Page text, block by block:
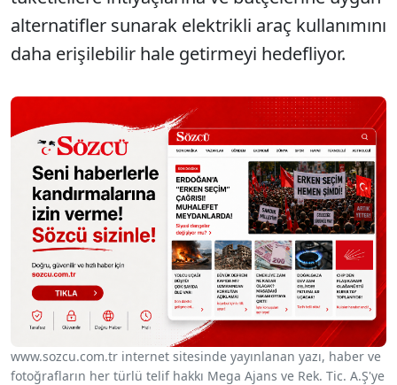
alternatifler sunarak elektrikli araç kullanımını
daha erişilebilir hale getirmeyi hedefliyor.
www.sozcu.com.tr internet sitesinde yayınlanan yazı, haber ve
fotoğrafların her türlü telif hakkı Mega Ajans ve Rek. Tic. A.Ş'ye